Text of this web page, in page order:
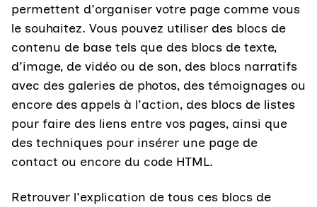
permettent d'organiser votre page comme vous
le souhaitez. Vous pouvez utiliser des blocs de
contenu de base tels que des blocs de texte,
d'image, de vidéo ou de son, des blocs narratifs
avec des galeries de photos, des témoignages ou
encore des appels à l'action, des blocs de listes
pour faire des liens entre vos pages, ainsi que
des techniques pour insérer une page de
contact ou encore du code HTML.
Retrouver l'explication de tous ces blocs de